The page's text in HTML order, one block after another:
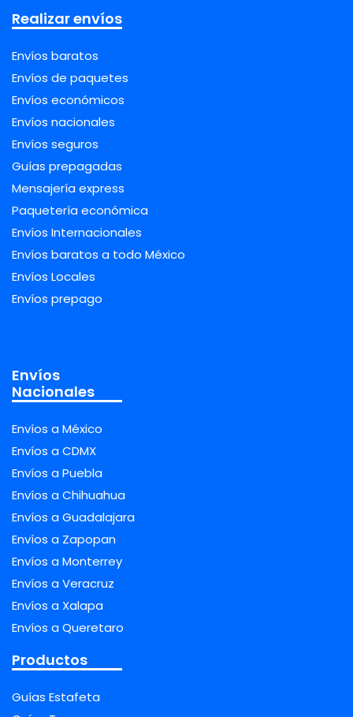
Realizar envíos
Envíos baratos
Envíos de paquetes
Envíos económicos
Envíos nacionales
Envíos seguros
Guías prepagadas
Mensajería express
Paquetería económica
Envíos Internacionales
Envíos baratos a todo México
Envíos Locales
Envíos prepago
Envíos
Nacionales
Envíos a México
Envíos a CDMX
Envíos a Puebla
Envíos a Chihuahua
Envíos a Guadalajara
Envíos a Zapopan
Envíos a Monterrey
Envíos a Veracruz
Envíos a Xalapa
Envíos a Queretaro
Productos
Guías Estafeta